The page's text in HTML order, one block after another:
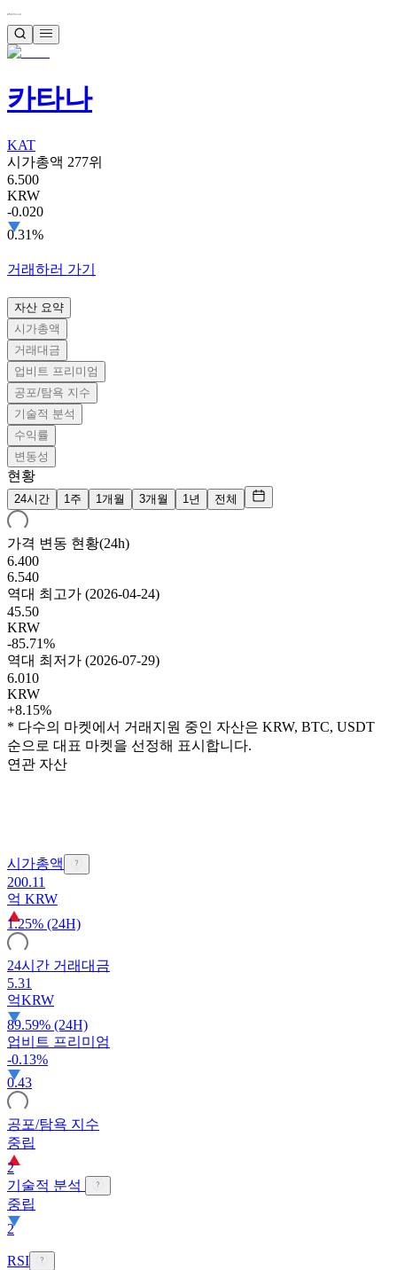
카타나
KAT
시가총액 277위
6.500
KRW
-0.020
0.31%
거래하러 가기
자산 요약
시가총액
거래대금
업비트 프리미엄
공포/탐욕 지수
기술적 분석
수익률
변동성
현황
24시간 1주 1개월 3개월 1년 전체
가격 변동 현황(24h)
6.400
6.540
역대 최고가 (2026-04-24)
45.50
KRW
-85.71%
역대 최저가 (2026-07-29)
6.010
KRW
+8.15%
* 다수의 마켓에서 거래지원 중인 자산은 KRW, BTC, USDT
순으로 대표 마켓을 선정해 표시합니다.
연관 자산
시가총액
200.11
억 KRW
1.25% (24H)
24시간 거래대금
5.31
억KRW
89.59% (24H)
업비트 프리미엄
-0.13%
0.43
공포/탐욕 지수
중립
2
기술적 분석
중립
2
RSI